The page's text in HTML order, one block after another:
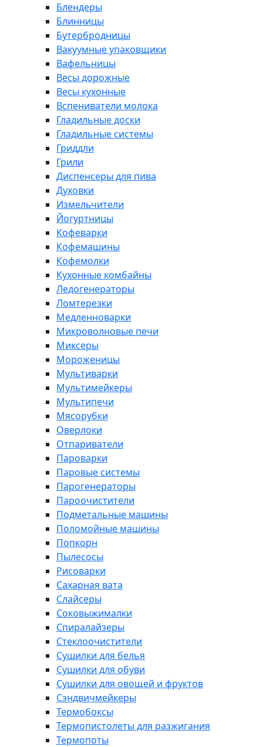
Блендеры
Блинницы
Бутербродницы
Вакуумные упаковщики
Вафельницы
Весы дорожные
Весы кухонные
Вспениватели молока
Гладильные доски
Гладильные системы
Гриддли
Грили
Диспенсеры для пива
Духовки
Измельчители
Йогуртницы
Кофеварки
Кофемашины
Кофемолки
Кухонные комбайны
Ледогенераторы
Ломтерезки
Медленноварки
Микроволновые печи
Миксеры
Мороженицы
Мультиварки
Мультимейкеры
Мультипечи
Мясорубки
Оверлоки
Отпариватели
Пароварки
Паровые системы
Парогенераторы
Пароочистители
Подметальные машины
Поломойные машины
Попкорн
Пылесосы
Рисоварки
Сахарная вата
Слайсеры
Соковыжималки
Спиралайзеры
Стеклоочистители
Сушилки для белья
Сушилки для обуви
Сушилки для овощей и фруктов
Сэндвичмейкеры
Термобоксы
Термопистолеты для разжигания
Термопоты